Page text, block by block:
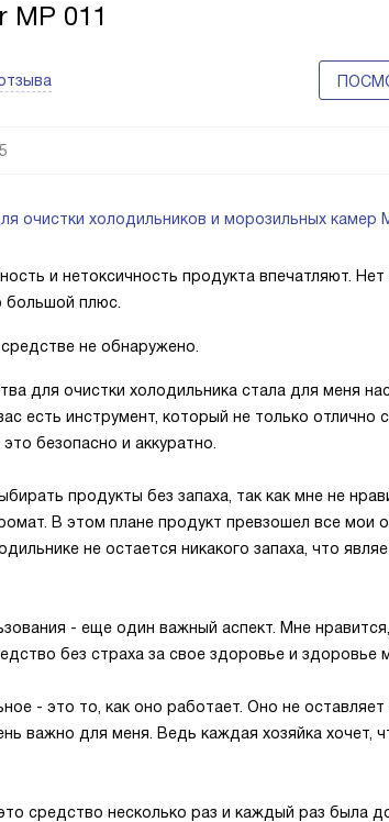
MP 011
очистки холодильников и морозильных камер
и нетоксичность продукта впечатляют. Нет
большой плюс.
не обнаружено.
для очистки холодильника стала для меня
есть инструмент, который не только отлично
безопасно и аккуратно.
продукты без запаха, так как мне не
В этом плане продукт превзошел все мои
не остается никакого запаха, что
- еще один важный аспект. Мне
без страха за свое здоровье и здоровье
- это то, как оно работает. Оно не
важно для меня. Ведь каждая хозяйка хочет,
средство несколько раз и каждый раз была